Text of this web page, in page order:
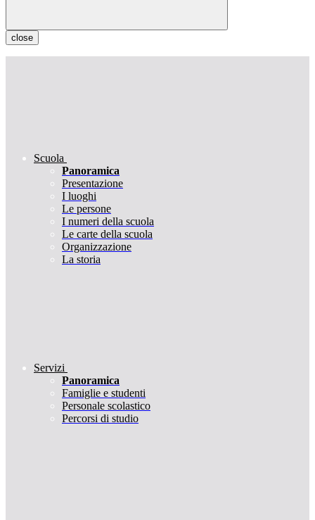
close
Scuola
Panoramica
Presentazione
I luoghi
Le persone
I numeri della scuola
Le carte della scuola
Organizzazione
La storia
Servizi
Panoramica
Famiglie e studenti
Personale scolastico
Percorsi di studio